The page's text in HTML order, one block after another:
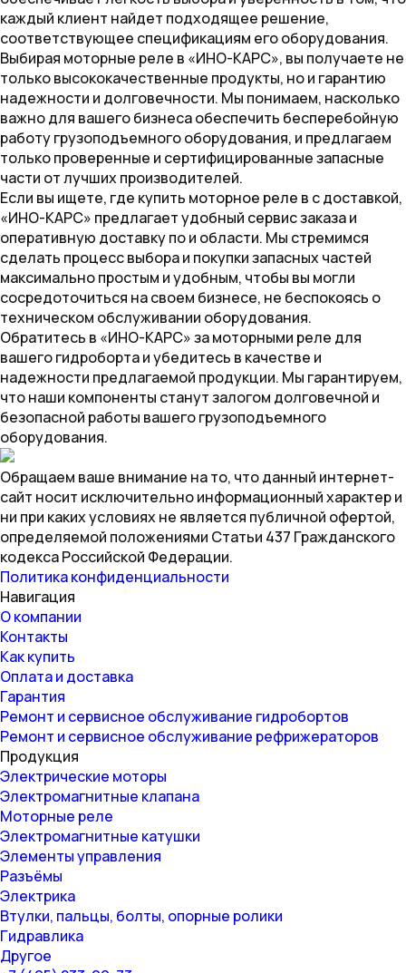
каждый клиент найдет подходящее решение,
соответствующее спецификациям его оборудования.
Выбирая моторные реле в «ИНО-КАРС», вы получаете не
только высококачественные продукты, но и гарантию
надежности и долговечности. Мы понимаем, насколько
важно для вашего бизнеса обеспечить бесперебойную
работу грузоподъемного оборудования, и предлагаем
только проверенные и сертифицированные запасные
части от лучших производителей.
Если вы ищете, где купить моторное реле в с доставкой,
«ИНО-КАРС» предлагает удобный сервис заказа и
оперативную доставку по и области. Мы стремимся
сделать процесс выбора и покупки запасных частей
максимально простым и удобным, чтобы вы могли
сосредоточиться на своем бизнесе, не беспокоясь о
техническом обслуживании оборудования.
Обратитесь в «ИНО-КАРС» за моторными реле для
вашего гидроборта и убедитесь в качестве и
надежности предлагаемой продукции. Мы гарантируем,
что наши компоненты станут залогом долговечной и
безопасной работы вашего грузоподъемного
оборудования.
Обращаем ваше внимание на то, что данный интернет-
сайт носит исключительно информационный характер и
ни при каких условиях не является публичной офертой,
определяемой положениями Статьи 437 Гражданского
кодекса Российской Федерации.
Политика конфиденциальности
Навигация
О компании
Контакты
Как купить
Оплата и доставка
Гарантия
Ремонт и сервисное обслуживание гидробортов
Ремонт и сервисное обслуживание рефрижераторов
Продукция
Электрические моторы
Электромагнитные клапана
Моторные реле
Электромагнитные катушки
Элементы управления
Разъёмы
Электрика
Втулки, пальцы, болты, опорные ролики
Гидравлика
Другое